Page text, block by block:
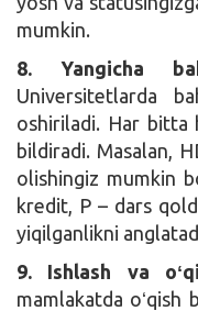
mumkin.
8. Yangicha
Universitetlarda
oshiriladi. Har bitta
bildiradi. Masalan,
olishingiz mumkin
kredit, P – dars
yiqilganlikni
9. Ishlash va
mamlakatda oʻqish